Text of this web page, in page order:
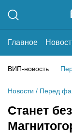
Главное
ВИП-новость
Новости / Перед
Станет